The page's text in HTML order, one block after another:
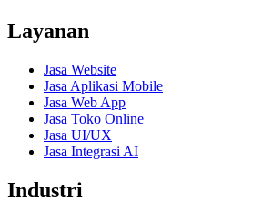
Layanan
Jasa Website
Jasa Aplikasi Mobile
Jasa Web App
Jasa Toko Online
Jasa UI/UX
Jasa Integrasi AI
Industri